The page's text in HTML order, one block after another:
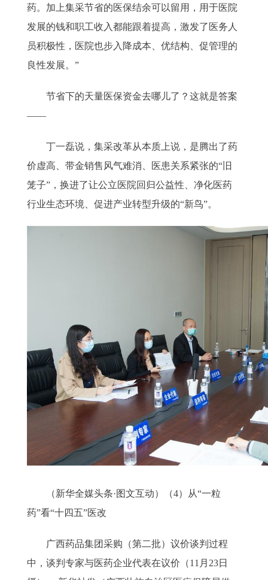
药。加上集采节省的医保结余可以留用，用于医院
发展的钱和职工收入都能跟着提高，激发了医务人
员积极性，医院也步入降成本、优结构、促管理的
良性发展。”
节省下的天量医保资金去哪儿了？这就是答案
——
丁一磊说，集采改革从本质上说，是腾出了药
价虚高、带金销售风气难消、医患关系紧张的“旧
笼子”，换进了让公立医院回归公益性、净化医药
行业生态环境、促进产业转型升级的“新鸟”。
（新华全媒头条·图文互动）（4）从“一粒
药”看“十四五”医改
广西药品集团采购（第二批）议价谈判过程
中，谈判专家与医药企业代表在议价（11月23日